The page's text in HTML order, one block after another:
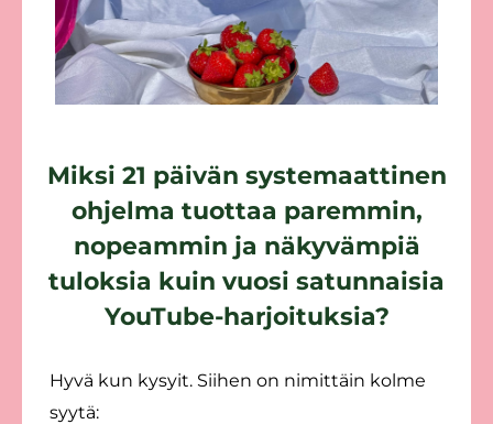
Miksi 21 päivän systemaattinen
ohjelma tuottaa paremmin,
nopeammin ja näkyvämpiä
tuloksia kuin vuosi satunnaisia
YouTube-harjoituksia?
Hyvä kun kysyit. Siihen on nimittäin kolme
syytä: